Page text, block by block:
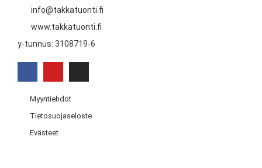
info@takkatuonti.fi
www.takkatuonti.fi
y-tunnus: 3108719-6
Myyntiehdot
Tietosuojaseloste
Evästeet